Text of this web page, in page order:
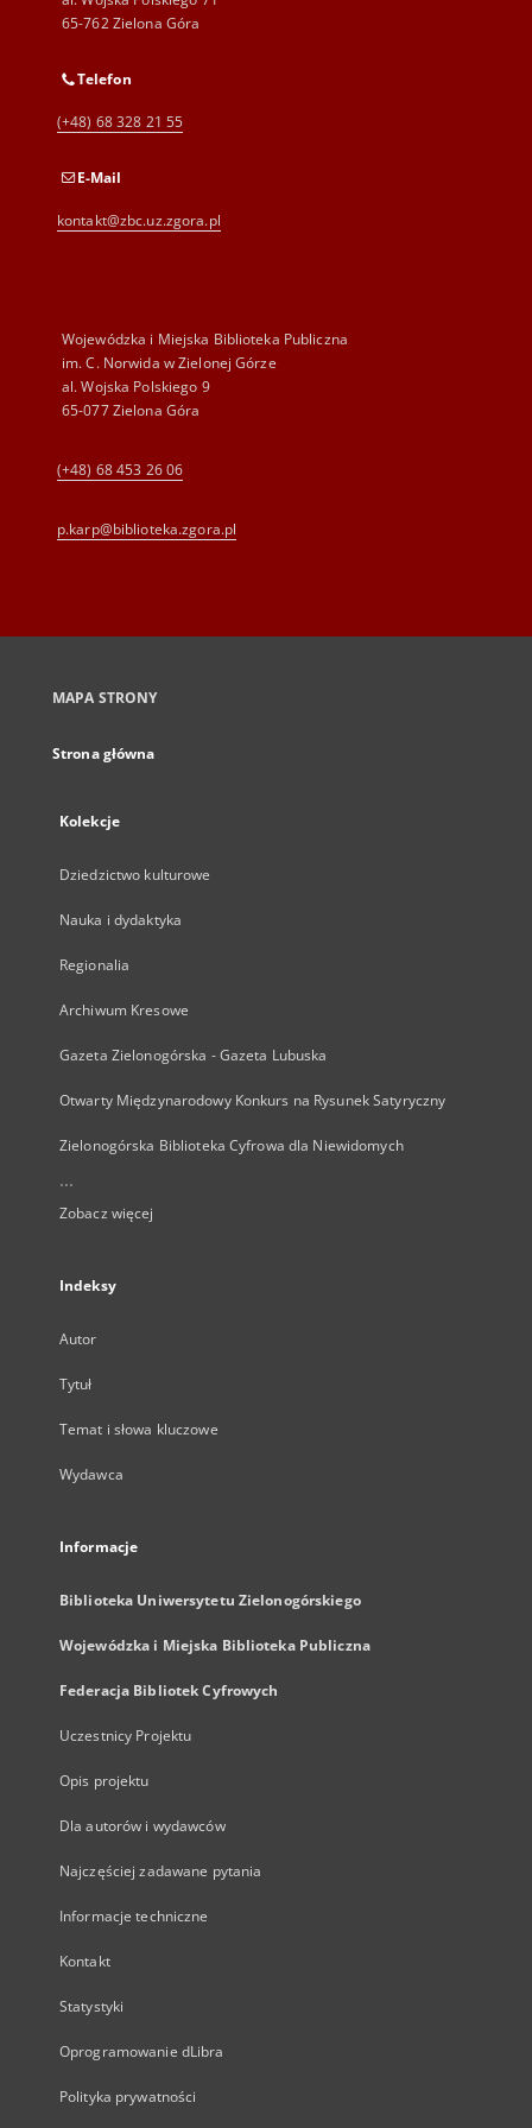
65-762 Zielona Góra
Telefon
(+48) 68 328 21 55
E-Mail
kontakt@zbc.uz.zgora.pl
Wojewódzka i Miejska Biblioteka Publiczna
im. C. Norwida w Zielonej Górze
al. Wojska Polskiego 9
65-077 Zielona Góra
(+48) 68 453 26 06
p.karp@biblioteka.zgora.pl
MAPA STRONY
Strona główna
Kolekcje
Dziedzictwo kulturowe
Nauka i dydaktyka
Regionalia
Archiwum Kresowe
Gazeta Zielonogórska - Gazeta Lubuska
Otwarty Międzynarodowy Konkurs na Rysunek Satyryczny
Zielonogórska Biblioteka Cyfrowa dla Niewidomych
...
Zobacz więcej
Indeksy
Autor
Tytuł
Temat i słowa kluczowe
Wydawca
Informacje
Biblioteka Uniwersytetu Zielonogórskiego
Wojewódzka i Miejska Biblioteka Publiczna
Federacja Bibliotek Cyfrowych
Uczestnicy Projektu
Opis projektu
Dla autorów i wydawców
Najczęściej zadawane pytania
Informacje techniczne
Kontakt
Statystyki
Oprogramowanie dLibra
Polityka prywatności